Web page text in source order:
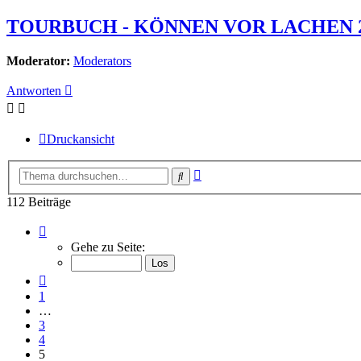
TOURBUCH - KÖNNEN VOR LACHEN
Moderator: Moderators
Antworten
Druckansicht
Suche
112 Beiträge
von
Gehe zu Seite:
1
…
3
4
5